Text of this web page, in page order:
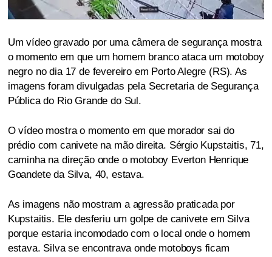
Um vídeo gravado por uma câmera de segurança mostra
o momento em que um homem branco ataca um motoboy
negro no dia 17 de fevereiro em Porto Alegre (RS). As
imagens foram divulgadas pela Secretaria de Segurança
Pública do Rio Grande do Sul.
O vídeo mostra o momento em que morador sai do
prédio com canivete na mão direita. Sérgio Kupstaitis, 71,
caminha na direção onde o motoboy Everton Henrique
Goandete da Silva, 40, estava.
As imagens não mostram a agressão praticada por
Kupstaitis. Ele desferiu um golpe de canivete em Silva
porque estaria incomodado com o local onde o homem
estava. Silva se encontrava onde motoboys ficam